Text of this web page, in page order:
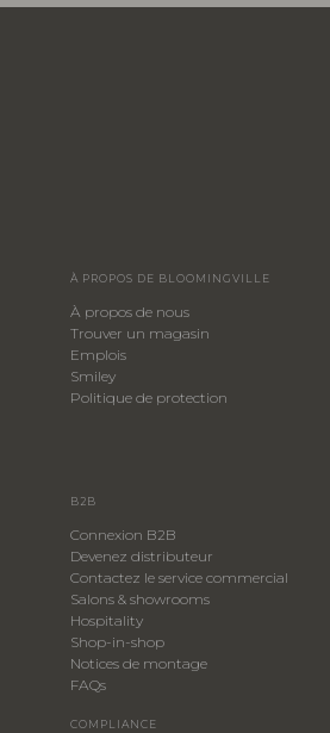
À PROPOS DE BLOOMINGVILLE
À propos de nous
Trouver un magasin
Emplois
Smiley
​Politique de protection
B2B
Connexion B2B
Devenez distributeur
Contactez le service commercial
Salons & showrooms
Hospitality
​Shop-in-shop
Notices de montage
FAQs
COMPLIANCE